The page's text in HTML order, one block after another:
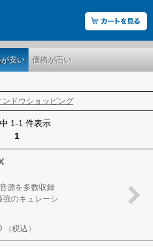
安い 価格が高い
ンドウショッピング
1-1 件表示
1
源を多数収録
強のキュレーシ
（税込）